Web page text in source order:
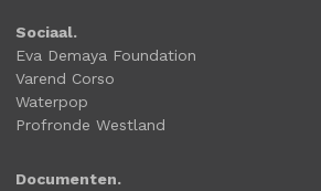
Sociaal.
Eva Demaya Foundation
Varend Corso
Waterpop
Profronde Westland
Documenten.